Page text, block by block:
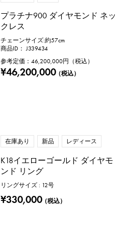
プラチナ900 ダイヤモンド ネッ
クレス
チェーンサイズ:約57cm
商品ID： J339434
参考定価：46,200,000円（税込）
¥46,200,000（税込）
在庫あり 新品 レディース
K18イエローゴールド ダイヤモ
ンド リング
リングサイズ : 12号
¥330,000（税込）